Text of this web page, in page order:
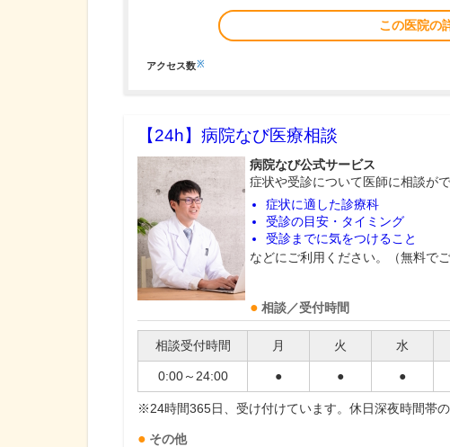
この医院の
アクセス数※
【24h】 病院なび医療相談
病院なび公式サービス
症状や受診について医師に相談がで
症状に適した診療科
受診の目安・タイミング
受診までに気をつけること
などにご利用ください。（無料で
相談／受付時間
相談受付時間 月 火 水
0:00～24:00 ● ● ●
※24時間365日、受け付けています。休日深夜時間帯
その他